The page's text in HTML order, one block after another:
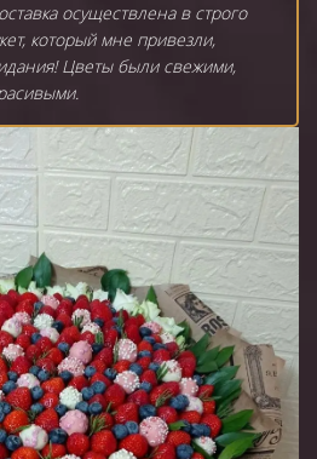
осуществлена в строго
который мне привезли,
Цветы были свежими,